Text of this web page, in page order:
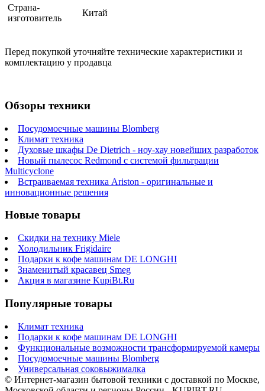
Страна-
изготовитель
Китай
Перед покупкой уточняйте технические характеристики и
комплектацию у продавца
Обзоры техники
Посудомоечные машины Blomberg
Климат техника
Духовые шкафы De Dietrich - ноу-хау новейших разработок
Новый пылесос Redmond с системой фильтрации
Multicyclone
Встраиваемая техника Ariston - оригинальные и
инновационные решения
Новые товары
Скидки на технику Miele
Холодильник Frigidaire
Подарки к кофе машинам DE LONGHI
Знаменитый красавец Smeg
Акция в магазине KupiBt.Ru
Популярные товары
Климат техника
Подарки к кофе машинам DE LONGHI
Функциональные возможности трансформируемой камеры
Посудомоечные машины Blomberg
Универсальная соковыжималка
© Интернет-магазин бытовой техники с доставкой по Москве,